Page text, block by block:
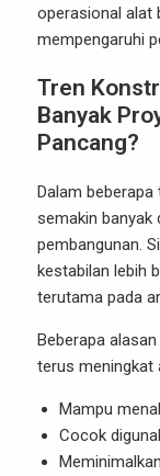
operasional alat
mempengaruhi
Tren
Banyak
Pancang?
Dalam
semakin banyak
pembangunan.
kestabilan lebih
terutama pada
Beberapa
terus meningkat
Mampu
Cocok